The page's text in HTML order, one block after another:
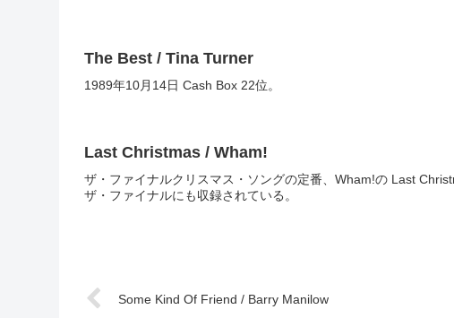
The Best / Tina Turner
1989年10月14日 Cash Box 22位。
Last Christmas / Wham!
ザ・ファイナルクリスマス・ソングの定番、Wham!の Last
ザ・ファイナルにも収録されている。
Some Kind Of Friend / Barry Manilow